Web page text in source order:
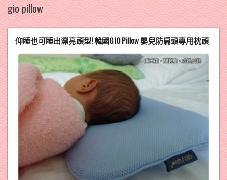
gio pillow
仰睡也可睡出漂亮頭型! 韓國GIO Pillow 嬰兒防扁頭專用枕頭